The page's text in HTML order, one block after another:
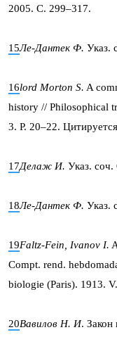
2005. С. 299–317.
15Ле-Дантек Ф. Указ.
16lord Morton S. A
history // Philosophical
3. P. 20–22.
17Делаж И. Указ. соч.
18Ле-Дантек Ф. Указ.
19Faltz-Fein, Ivanov I.
Compt. rend.
biologie (Paris). 1913.
20Вавилов Н. И. Закон